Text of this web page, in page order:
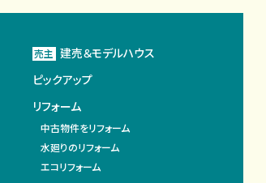
売主 建売＆モデルハウス
ピックアップ
リフォーム
中古物件をリフォーム
水廻りのリフォーム
エコリフォーム